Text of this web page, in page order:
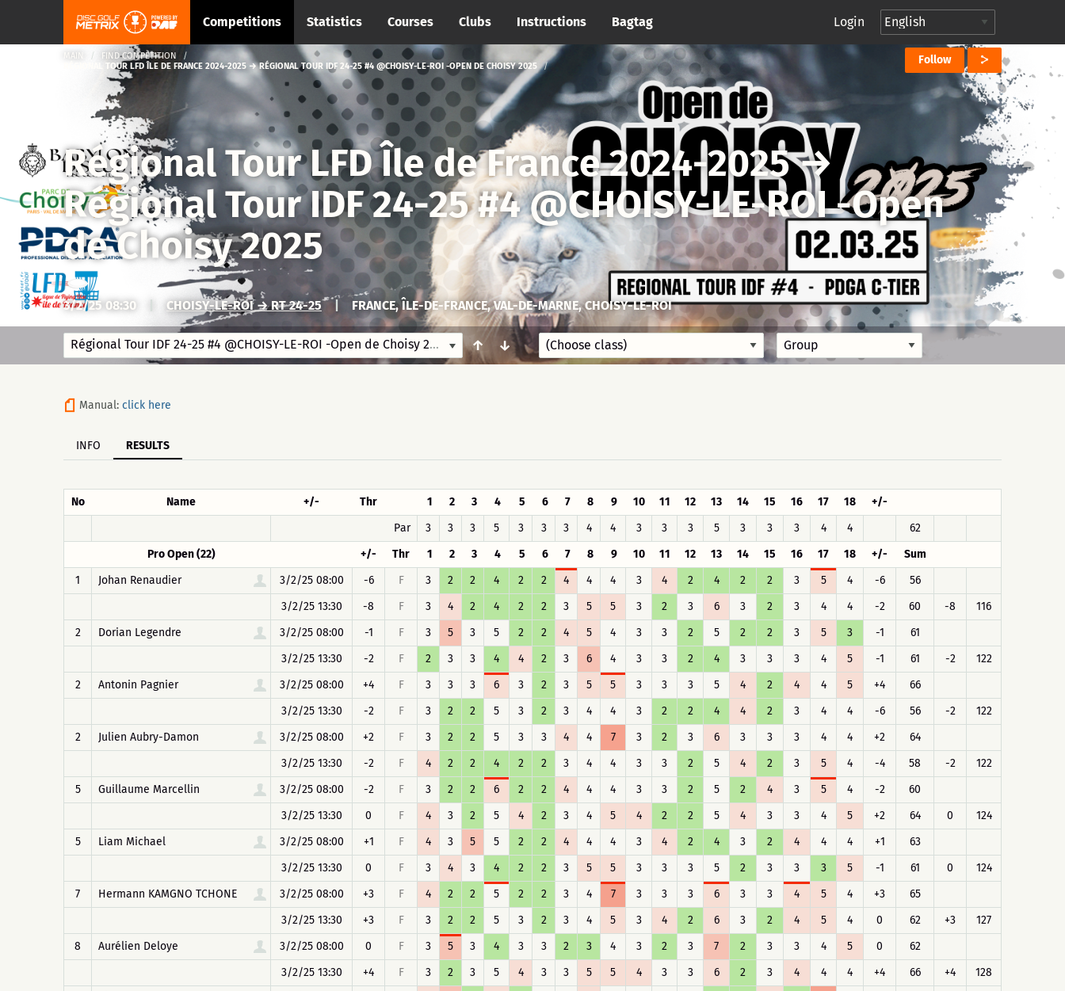
Competitions Statistics Courses Clubs Instructions Bagtag Login
MAIN
FIND COMPETITION
RÉGIONAL TOUR LFD ÎLE DE FRANCE 2024-2025 → RÉGIONAL TOUR IDF 24-25 #4 @CHOISY-LE-ROI -OPEN DE CHOISY 2025
Follow
Régional Tour LFD Île de France 2024-2025→
Régional Tour IDF 24-25 #4 @CHOISY-LE-ROI -Open
de Choisy 2025
3/2/25 08:30 CHOISY-LE-ROI → RT 24-25 FRANCE, ÎLE-DE-FRANCE, VAL-DE-MARNE, CHOISY-LE-ROI
Régional Tour IDF 24-25 #4 @CHOISY-LE-ROI -Open de Choisy 2025 3/2/25 08:30
↑ ↓
Manual: click here
INFO RESULTS
No Name +/- Thr 1 2 3 4 5 6 7 8 9 10 11 12 13 14 15 16 17 18
+/-
Par
3 3 3 5 3 3 3 4 4 3 3 3 5 3 3 3 4 4
62
Pro Open (22)
+/- Thr 1 2 3 4 5 6 7 8 9 10 11 12 13 14 15 16 17 18 +/-
Sum
1
Johan Renaudier 3/2/25 08:00 -6 F 3 2 2 4 2 2 4 4 4 3 4 2 4 2 2 3 5 4 -6
56
3/2/25 13:30
-8 F 3 4 2 4 2 2 3 5 5 3 2 3 6 3 2 3 4 4 -2 60 -8
116
2
Dorian Legendre 3/2/25 08:00 -1 F 3 5 3 5 2 2 4 5 4 3 3 2 5 2 2 3 5 3 -1
61
3/2/25 13:30
-2 F 2 3 3 4 4 2 3 6 4 3 3 2 4 3 3 3 4 5 -1 61 -2
122
2
Antonin Pagnier 3/2/25 08:00 +4 F 3 3 3 6 3 2 3 5 5 3 3 3 5 4 2 4 4 5 +4
66
3/2/25 13:30
-2 F 3 2 2 5 3 2 3 4 4 3 2 2 4 4 2 3 4 4 -6 56 -2
122
2
Julien Aubry-Damon 3/2/25 08:00 +2 F 3 2 2 5 3 3 4 4 7 3 2 3 6 3 3 3 4 4 +2
64
3/2/25 13:30
-2 F 4 2 2 4 2 2 3 4 4 3 3 2 5 4 2 3 5 4 -4 58 -2
122
5
Guillaume Marcellin 3/2/25 08:00 -2 F 3 2 2 6 2 2 4 4 4 3 3 2 5 2 4 3 5 4 -2
60
3/2/25 13:30
0 F 4 3 2 5 4 2 3 4 5 4 2 2 5 4 3 3 4 5 +2 64 0
124
5
Liam Michael 3/2/25 08:00 +1 F 4 3 5 5 2 2 4 4 4 3 4 2 4 3 2 4 4 4 +1
63
3/2/25 13:30
0 F 3 4 3 4 2 2 3 5 5 3 3 3 5 2 3 3 3 5 -1 61 0
124
7
Hermann KAMGNO TCHONE 3/2/25 08:00 +3 F 4 2 2 5 2 2 3 4 7 3 3 3 6 3 3 4 5 4 +3
65
3/2/25 13:30
+3 F 3 2 2 5 3 2 3 4 5 3 4 2 6 3 2 4 5 4 0 62 +3
127
8
Aurélien Deloye 3/2/25 08:00 0 F 3 5 3 4 3 3 2 3 4 3 2 3 7 2 3 3 4 5 0
62
3/2/25 13:30
+4 F 3 2 3 5 4 3 3 5 5 4 3 3 6 2 3 4 4 4 +4 66 +4
128